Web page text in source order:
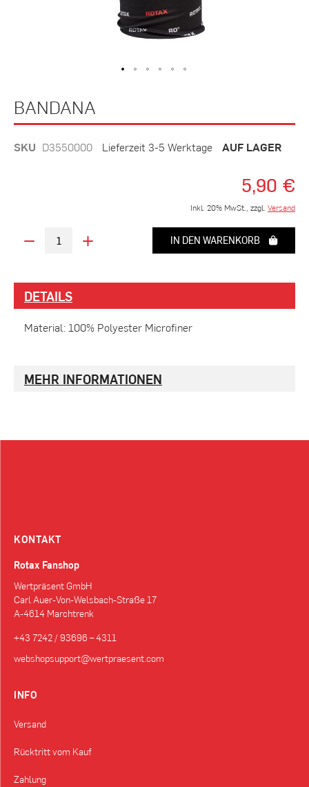
BANDANA
AUF LAGER
Lieferzeit 3-5 Werktage
SKU D3550000
5,90 €
Inkl. 20% MwSt., zzgl. Versand
IN DEN WARENKORB
Anfang
der
springen
DETAILS
Material: 100% Polyester Microfiner
MEHR INFORMATIONEN
KONTAKT
Rotax Fanshop
Wertpräsent GmbH
Carl Auer-Von-Welsbach-Straße 17
A-4614 Marchtrenk
+43 7242 / 93696 – 4311
webshopsupport@wertpraesent.com
INFO
Versand
Rücktritt vom Kauf
Zahlung